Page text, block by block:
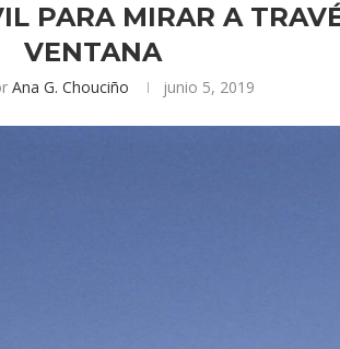
PARA MIRAR A
VENTANA
Ana G. Chouciño junio 5, 2019